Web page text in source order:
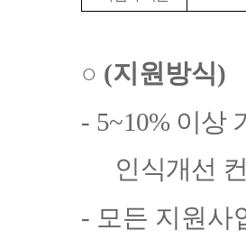
○ (지원방식)
- 5~10% 이상
인식개선
- 모든 지원사